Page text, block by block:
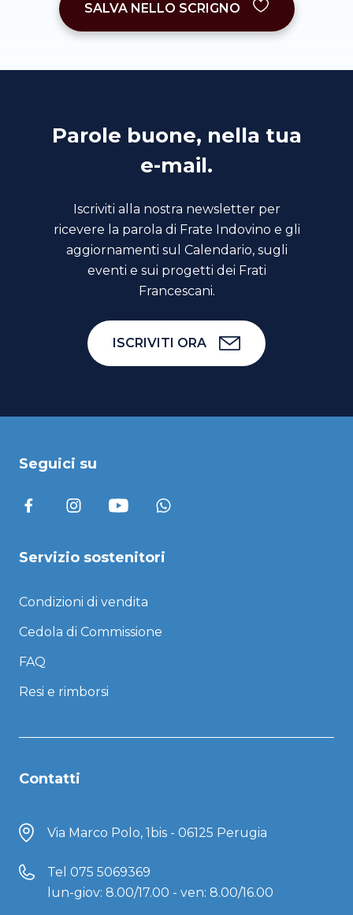
SALVA NELLO SCRIGNO
Parole buone, nella tua
e-mail.
Iscriviti alla nostra newsletter per
ricevere la parola di Frate Indovino e gli
aggiornamenti sul Calendario, sugli
eventi e sui progetti dei Frati
Francescani.
ISCRIVITI ORA
Seguici su
Servizio sostenitori
Condizioni di vendita
Cedola di Commissione
FAQ
Resi e rimborsi
Contatti
Via Marco Polo, 1bis - 06125 Perugia
Tel 075 5069369
lun-giov: 8.00/17.00 - ven: 8.00/16.00